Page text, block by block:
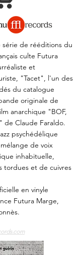
de rééditions du
culte Futura
et
"Tacet", l'un des
du catalogue
originale de
anarchique "BOF,
de Claude Faraldo.
psychédélique
de voix
inhabituelle,
tordues et de cuivres
en vinyle
Futura Marge,